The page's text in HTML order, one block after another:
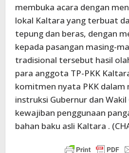
membuka acara dengan
lokal Kaltara yang terbuat
tepung dan beras, dengan
kepada pasangan masing-
tradisional tersebut hasil
para anggota TP-PKK
komitmen nyata PKK
instruksi Gubernur dan
kewajiban penggunaan
bahan baku asli Kaltara .